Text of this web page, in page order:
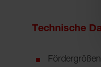
Technische